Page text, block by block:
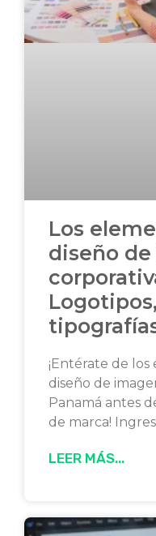
Los
diseño
¡Entérate de los
diseño de
Panamá antes
de marca!
LEER MÁS...